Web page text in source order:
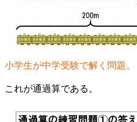
小学生が中学受験で解く問題。
これが通過算である。